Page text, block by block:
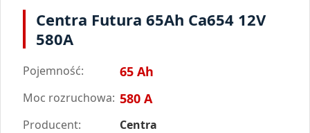
Centra Futura 65Ah Ca654 12V
580A
Pojemność: 65 Ah
Moc rozruchowa: 580 A
Producent: Centra